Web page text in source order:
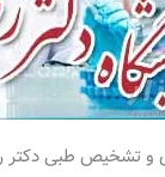
و تشخیص طبی